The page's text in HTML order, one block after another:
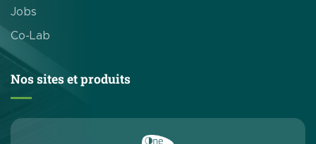
Jobs
Co-Lab
Nos sites et produits